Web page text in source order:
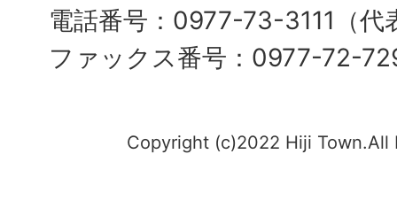
電話番号：0977-73-3111（代
ファックス番号：0977-72-
Copyright (c)2022 Hiji Town.All